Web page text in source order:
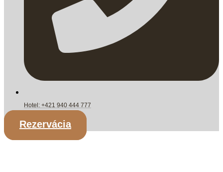
Hotel: +421 940 444 777
Rezervácia